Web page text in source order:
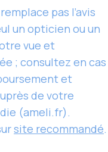
pas l’avis
un opticien ou un
vue et
; consultez en cas
et
de votre
(ameli.fr).
site recommandé.